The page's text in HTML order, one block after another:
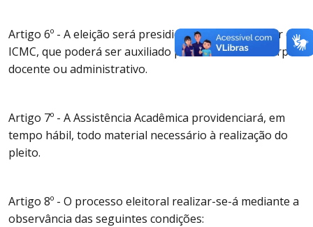
Artigo 6º - A eleição será presidida por um professor do
ICMC, que poderá ser auxiliado por membros do corpo
docente ou administrativo.
Artigo 7º - A Assistência Acadêmica providenciará, em
tempo hábil, todo material necessário à realização do
pleito.
Artigo 8º - O processo eleitoral realizar-se-á mediante a
observância das seguintes condições: